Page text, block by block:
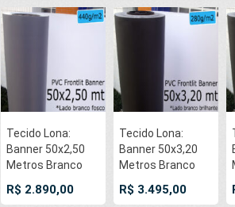
Frontilt Bobina
PVC Vinil Rolo
Impressão Digital
Propagandas
Posters
Bobina PVC Vinil
Rolo Impressão
Posters
Tecido Lona:
Banner 50x2,50
Metros Branco
GSM Flex Frontilt
R$ 2.890,00
Tecido Lona:
Banner 50x3,20
Metros Branco
280 GSM Flex
R$ 3.495,00